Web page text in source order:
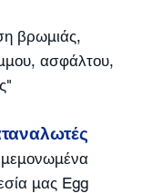
βρωμιάς,
ασφάλτου,
μεμονωμένα
μας Egg